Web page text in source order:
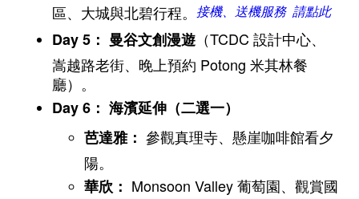
區、大城與北碧行程。 接機、送機服務 請點此
Day 5 ： 曼谷文創漫遊 （TCDC 設計中心、
嵩越路老街、晚上預約 Potong 米其林餐
廳）。
Day 6 ： 海濱延伸（二選一）
芭達雅： 參觀真理寺、懸崖咖啡館看夕
陽。
華欣： Monsoon Valley 葡萄園、觀賞國